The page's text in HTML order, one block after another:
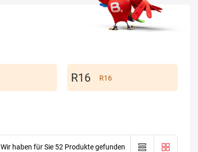
R16
Wir haben für Sie 52 Produkte gefunden